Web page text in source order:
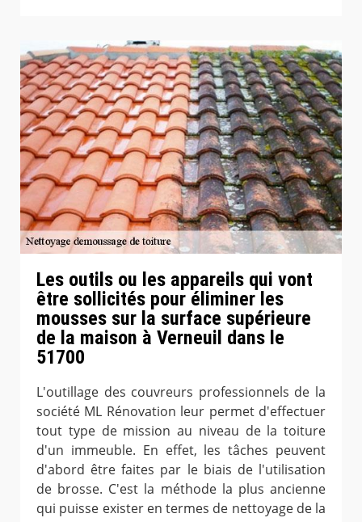
Les outils ou les appareils qui vont
être sollicités pour éliminer les
mousses sur la surface supérieure
de la maison à Verneuil dans le
51700
L'outillage des couvreurs professionnels de la
société ML Rénovation leur permet d'effectuer
tout type de mission au niveau de la toiture
d'un immeuble. En effet, les tâches peuvent
d'abord être faites par le biais de l'utilisation
de brosse. C'est la méthode la plus ancienne
qui puisse exister en termes de nettoyage de la